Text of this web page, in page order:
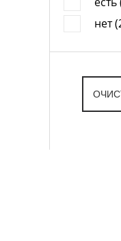
нет